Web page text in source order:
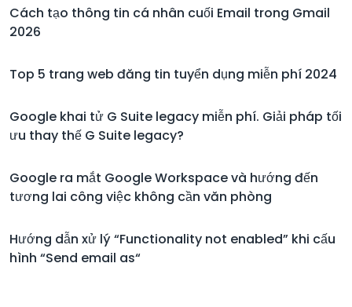
Cách tạo thông tin cá nhân cuối Email trong Gmail
2026
Top 5 trang web đăng tin tuyển dụng miễn phí 2024
Google khai tử G Suite legacy miễn phí. Giải pháp tối
ưu thay thế G Suite legacy?
Google ra mắt Google Workspace và hướng đến
tương lai công việc không cần văn phòng
Hướng dẫn xử lý “Functionality not enabled” khi cấu
hình “Send email as“